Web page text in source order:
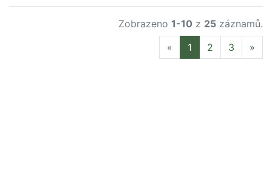
Zobrazeno 1-10 z 25 záznamů.
« Previous
1 2 3 »